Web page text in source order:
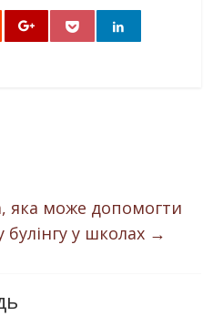
яка може допомогти
у школах →